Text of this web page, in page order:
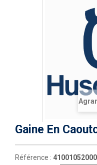
Gaine En
Référence : 41001052000